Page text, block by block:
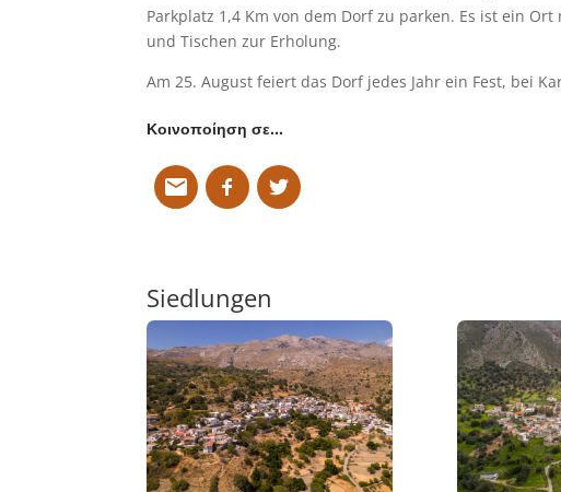
Parkplatz 1,4 Km von dem Dorf zu parken. Es ist ein
und Tischen zur Erholung.
Am 25. August feiert das Dorf jedes Jahr ein Fest, bei
Κοινοποίηση σε…
Siedlungen